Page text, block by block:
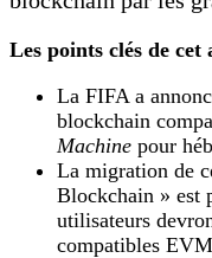
Les points clés de cet
La FIFA a
blockchain
Machine pour
La migration de
Blockchain » est
utilisateurs
compatibles